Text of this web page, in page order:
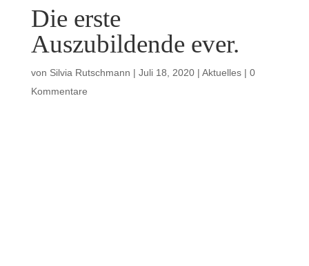
Die erste
Auszubildende ever.
von Silvia Rutschmann | Juli 18, 2020| Aktuelles| 0
Kommentare